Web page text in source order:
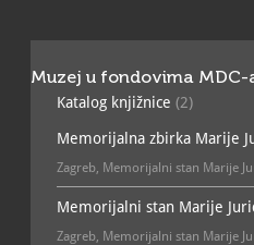
Muzej u fondovima MDC-
Katalog knjižnice (2)
Memorijalna zbirka Marije
Zagreb, Memorijalni stan Marije
Memorijalni stan Marije
Zagreb, Memorijalni stan Marije